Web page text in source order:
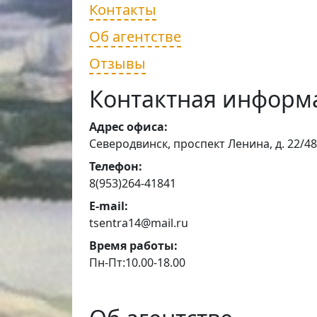
Контакты
Об агентстве
Отзывы
Контактная
Адрес офиса:
Северодвинск, проспект Ленина, д. 22/48
Телефон:
8(953)264-41841
E-mail:
tsentra14@mail.ru
Время работы:
Пн-Пт:10.00-18.00